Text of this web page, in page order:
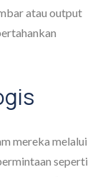
atau output
mereka melalui
seperti